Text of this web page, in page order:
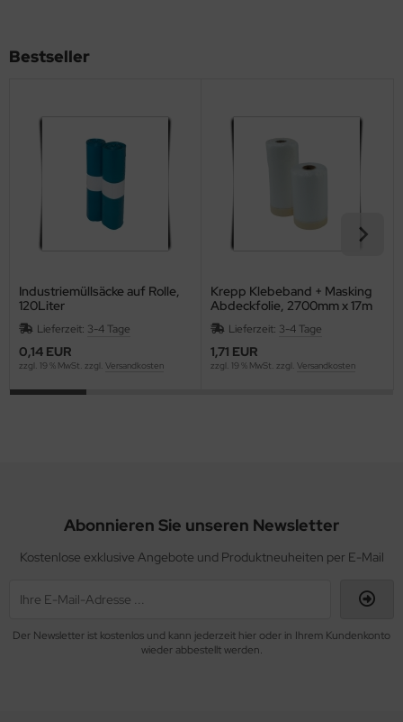
Bestseller
Industriemüllsäcke auf Rolle,
120Liter
Lieferzeit: 3-4 Tage
0,14 EUR
zzgl. 19 % MwSt. zzgl. Versandkosten
Krepp Klebeband + Masking
Abdeckfolie, 2700mm x 17m
Lieferzeit: 3-4 Tage
1,71 EUR
zzgl. 19 % MwSt. zzgl. Versandkosten
Abonnieren Sie unseren Newsletter
Kostenlose exklusive Angebote und Produktneuheiten per E-Mail
Der Newsletter ist kostenlos und kann jederzeit hier oder in Ihrem Kundenkonto
wieder abbestellt werden.